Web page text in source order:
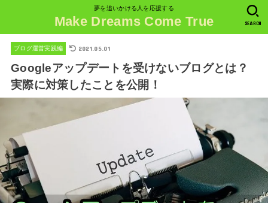
夢を追いかける人を応援する
Make Dreams Come True SEARCH
ブログ運営実践編 2021.05.01
Googleアップデートを受けないブログとは？
実際に対策したことを公開！